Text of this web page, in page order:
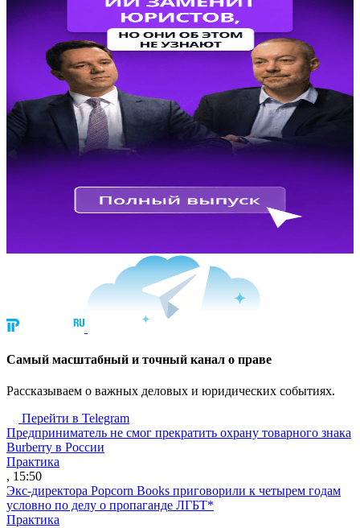
Cамый масштабный и точный канал о праве
Рассказываем о важных деловых и юридических событиях.
Перейти в Telegram
Предприниматель не смог прекратить охрану товарного знака
Burberry в России
Практика
, 15:50
Экс-директора Popcorn Books приговорили к четырем годам
условно по делу о пропаганде ЛГБТ*
Практика